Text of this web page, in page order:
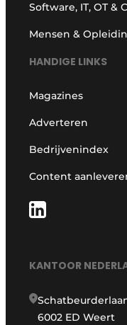
Software, IT, OT &
Mensen &
HANDIGE LINKS
Magazines
Adverteren
Bedrijvenindex
Content
KANTOOR
6002 ED Weert